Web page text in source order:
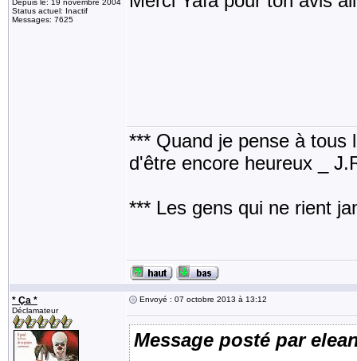
Depuis le: 19 novembre 2004
Status actuel: Inactif
Messages: 7625
*** Quand je pense à tous
d'être encore heureux _
*** Les gens qui ne rient
* Ça *
Déclamateur
Envoyé : 07 octobre 2013 à 13:12
Message posté par